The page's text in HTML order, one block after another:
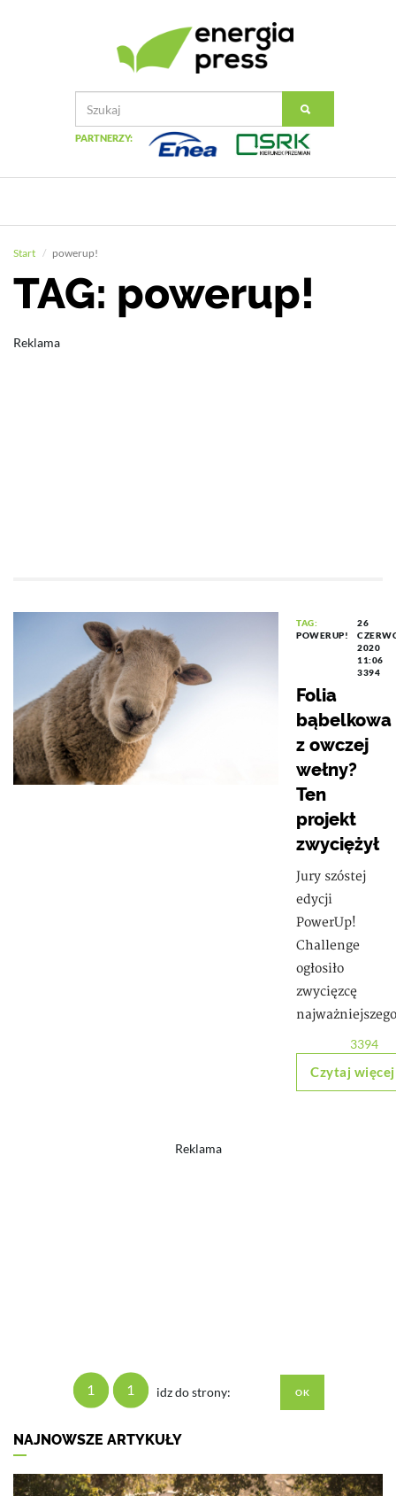
PARTNERZY:
Start powerup!
TAG: powerup!
Reklama
TAG:
POWERUP!
26
2020
11:06
3394
Folia
bąbelkowa
z owczej
wełny?
Ten
projekt
zwyciężył
Jury szóstej
edycji
PowerUp!
Challenge
ogłosiło
zwycięzcę
najważniejszego
3394
Czytaj więcej
Reklama
1 1 idz do strony:
NAJNOWSZE ARTYKUŁY